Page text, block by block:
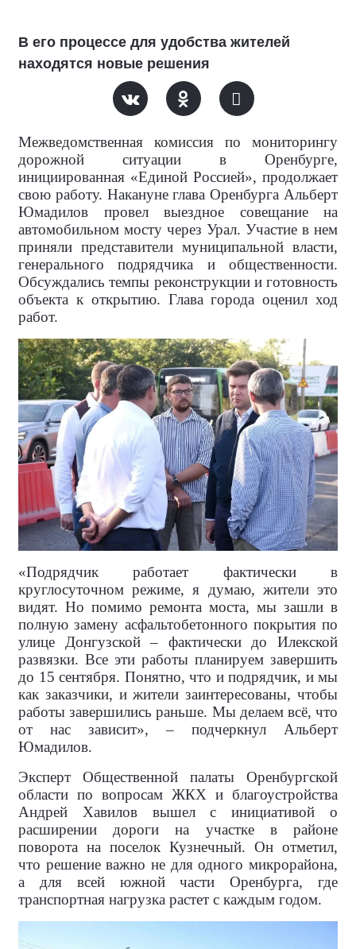
В его процессе для удобства жителей
находятся новые решения
Межведомственная комиссия по мониторингу
дорожной ситуации в Оренбурге,
инициированная «Единой Россией», продолжает
свою работу. Накануне глава Оренбурга Альберт
Юмадилов провел выездное совещание на
автомобильном мосту через Урал. Участие в нем
приняли представители муниципальной власти,
генерального подрядчика и общественности.
Обсуждались темпы реконструкции и готовность
объекта к открытию. Глава города оценил ход
работ.
«Подрядчик работает фактически в
круглосуточном режиме, я думаю, жители это
видят. Но помимо ремонта моста, мы зашли в
полную замену асфальтобетонного покрытия по
улице Донгузской – фактически до Илекской
развязки. Все эти работы планируем завершить
до 15 сентября. Понятно, что и подрядчик, и мы
как заказчики, и жители заинтересованы, чтобы
работы завершились раньше. Мы делаем всё, что
от нас зависит», – подчеркнул Альберт
Юмадилов.
Эксперт Общественной палаты Оренбургской
области по вопросам ЖКХ и благоустройства
Андрей Хавилов вышел с инициативой о
расширении дороги на участке в районе
поворота на поселок Кузнечный. Он отметил,
что решение важно не для одного микрорайона,
а для всей южной части Оренбурга, где
транспортная нагрузка растет с каждым годом.